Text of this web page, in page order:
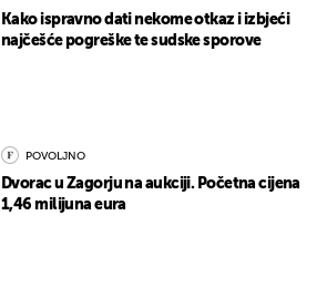
Kako ispravno dati nekome otkaz i izbjeći
najčešće pogreške te sudske sporove
POVOLJNO
Dvorac u Zagorju na aukciji. Početna cijena
1,46 milijuna eura